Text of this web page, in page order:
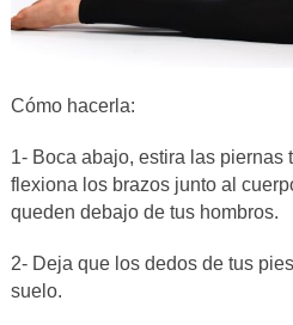
Cómo hacerla:
1- Boca abajo, estira las piernas
flexiona los brazos junto al
queden debajo de tus hombros.
2- Deja que los dedos de tus
suelo.